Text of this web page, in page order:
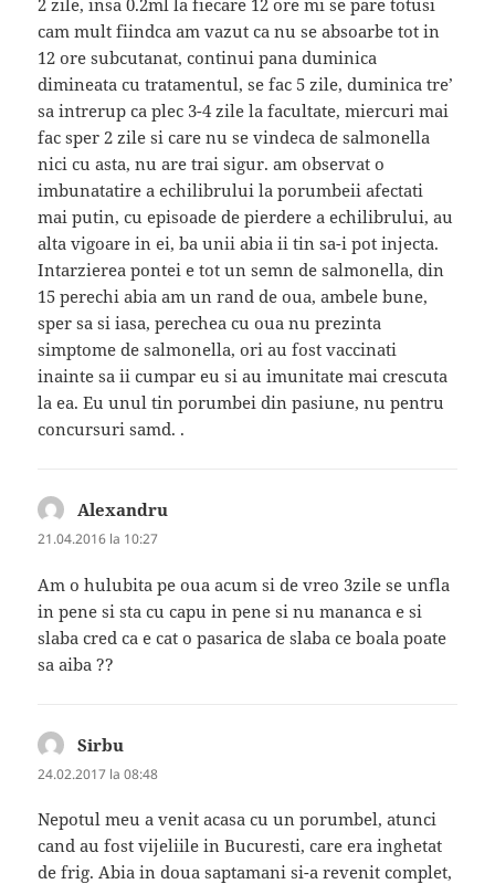
2 zile, insa 0.2ml la fiecare 12 ore mi se pare totusi
cam mult fiindca am vazut ca nu se absoarbe tot in
12 ore subcutanat, continui pana duminica
dimineata cu tratamentul, se fac 5 zile, duminica tre’
sa intrerup ca plec 3-4 zile la facultate, miercuri mai
fac sper 2 zile si care nu se vindeca de salmonella
nici cu asta, nu are trai sigur. am observat o
imbunatatire a echilibrului la porumbeii afectati
mai putin, cu episoade de pierdere a echilibrului, au
alta vigoare in ei, ba unii abia ii tin sa-i pot injecta.
Intarzierea pontei e tot un semn de salmonella, din
15 perechi abia am un rand de oua, ambele bune,
sper sa si iasa, perechea cu oua nu prezinta
simptome de salmonella, ori au fost vaccinati
inainte sa ii cumpar eu si au imunitate mai crescuta
la ea. Eu unul tin porumbei din pasiune, nu pentru
concursuri samd. .
Alexandru
21.04.2016 la 10:27
Am o hulubita pe oua acum si de vreo 3zile se unfla
in pene si sta cu capu in pene si nu mananca e si
slaba cred ca e cat o pasarica de slaba ce boala poate
sa aiba ??
Sirbu
24.02.2017 la 08:48
Nepotul meu a venit acasa cu un porumbel, atunci
cand au fost vijeliile in Bucuresti, care era inghetat
de frig. Abia in doua saptamani si-a revenit complet,